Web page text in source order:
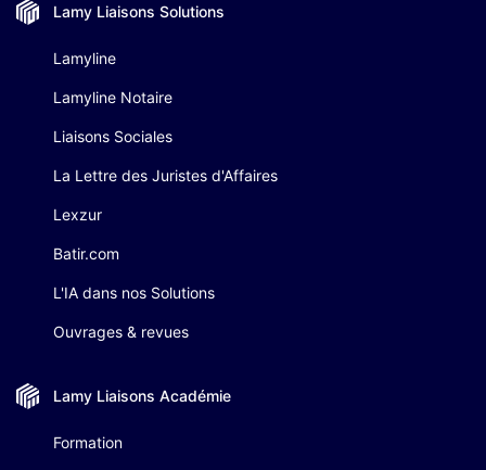
Lamy Liaisons Solutions
Lamyline
Lamyline Notaire
Liaisons Sociales
La Lettre des Juristes d'Affaires
Lexzur
Batir.com
L'IA dans nos Solutions
Ouvrages & revues
Lamy Liaisons Académie
Formation